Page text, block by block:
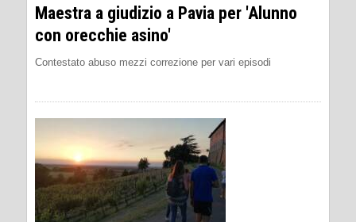
Maestra a giudizio a Pavia per 'Alunno
con orecchie asino'
Contestato abuso mezzi correzione per vari episodi